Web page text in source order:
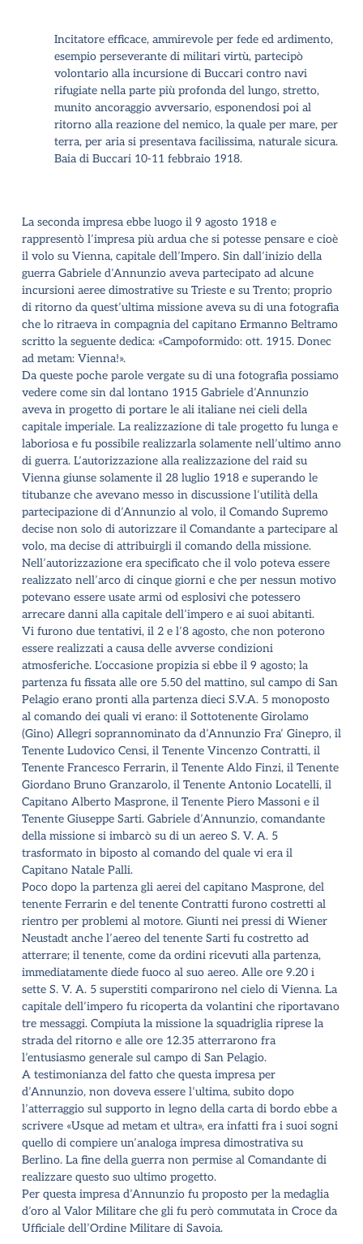
Incitatore efficace, ammirevole per fede ed ardimento,
esempio perseverante di militari virtù, partecipò
volontario alla incursione di Buccari contro navi
rifugiate nella parte più profonda del lungo, stretto,
munito ancoraggio avversario, esponendosi poi al
ritorno alla reazione del nemico, la quale per mare, per
terra, per aria si presentava facilissima, naturale sicura.
Baia di Buccari 10-11 febbraio 1918.
La seconda impresa ebbe luogo il 9 agosto 1918 e
rappresentò l’impresa più ardua che si potesse pensare e cioè
il volo su Vienna, capitale dell’Impero. Sin dall’inizio della
guerra Gabriele d’Annunzio aveva partecipato ad alcune
incursioni aeree dimostrative su Trieste e su Trento; proprio
di ritorno da quest’ultima missione aveva su di una fotografia
che lo ritraeva in compagnia del capitano Ermanno Beltramo
scritto la seguente dedica: «Campoformido: ott. 1915. Donec
ad metam: Vienna!».
Da queste poche parole vergate su di una fotografia possiamo
vedere come sin dal lontano 1915 Gabriele d’Annunzio
aveva in progetto di portare le ali italiane nei cieli della
capitale imperiale. La realizzazione di tale progetto fu lunga e
laboriosa e fu possibile realizzarla solamente nell’ultimo anno
di guerra. L’autorizzazione alla realizzazione del raid su
Vienna giunse solamente il 28 luglio 1918 e superando le
titubanze che avevano messo in discussione l’utilità della
partecipazione di d’Annunzio al volo, il Comando Supremo
decise non solo di autorizzare il Comandante a partecipare al
volo, ma decise di attribuirgli il comando della missione.
Nell’autorizzazione era specificato che il volo poteva essere
realizzato nell’arco di cinque giorni e che per nessun motivo
potevano essere usate armi od esplosivi che potessero
arrecare danni alla capitale dell’impero e ai suoi abitanti.
Vi furono due tentativi, il 2 e l’8 agosto, che non poterono
essere realizzati a causa delle avverse condizioni
atmosferiche. L’occasione propizia si ebbe il 9 agosto; la
partenza fu fissata alle ore 5.50 del mattino, sul campo di San
Pelagio erano pronti alla partenza dieci S.V.A. 5 monoposto
al comando dei quali vi erano: il Sottotenente Girolamo
(Gino) Allegri soprannominato da d’Annunzio Fra’ Ginepro, il
Tenente Ludovico Censi, il Tenente Vincenzo Contratti, il
Tenente Francesco Ferrarin, il Tenente Aldo Finzi, il Tenente
Giordano Bruno Granzarolo, il Tenente Antonio Locatelli, il
Capitano Alberto Masprone, il Tenente Piero Massoni e il
Tenente Giuseppe Sarti. Gabriele d’Annunzio, comandante
della missione si imbarcò su di un aereo S. V. A. 5
trasformato in biposto al comando del quale vi era il
Capitano Natale Palli.
Poco dopo la partenza gli aerei del capitano Masprone, del
tenente Ferrarin e del tenente Contratti furono costretti al
rientro per problemi al motore. Giunti nei pressi di Wiener
Neustadt anche l’aereo del tenente Sarti fu costretto ad
atterrare; il tenente, come da ordini ricevuti alla partenza,
immediatamente diede fuoco al suo aereo. Alle ore 9.20 i
sette S. V. A. 5 superstiti comparirono nel cielo di Vienna. La
capitale dell’impero fu ricoperta da volantini che riportavano
tre messaggi. Compiuta la missione la squadriglia riprese la
strada del ritorno e alle ore 12.35 atterrarono fra
l’entusiasmo generale sul campo di San Pelagio.
A testimonianza del fatto che questa impresa per
d’Annunzio, non doveva essere l’ultima, subito dopo
l’atterraggio sul supporto in legno della carta di bordo ebbe a
scrivere «Usque ad metam et ultra», era infatti fra i suoi sogni
quello di compiere un’analoga impresa dimostrativa su
Berlino. La fine della guerra non permise al Comandante di
realizzare questo suo ultimo progetto.
Per questa impresa d’Annunzio fu proposto per la medaglia
d’oro al Valor Militare che gli fu però commutata in Croce da
Ufficiale dell’Ordine Militare di Savoia.